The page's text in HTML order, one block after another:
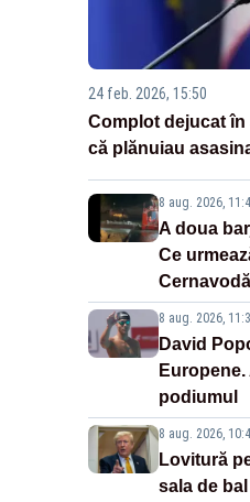
24 feb. 2026, 15:50
Complot dejucat
că plănuiau
8 aug. 2026,
A doua
Ce
Cernavodă
8 aug. 2026,
David
podiumul
8 aug. 2026,
Lovitură
sala de